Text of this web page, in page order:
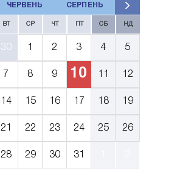
ЧЕРВЕНЬ СЕРПЕНЬ
ВТ СР ЧТ СБ НД
30 2 3 4 5
7 8 9 10 12
14 15 16 17 18 19
21 22 23 24 25 26
28 29 30 31